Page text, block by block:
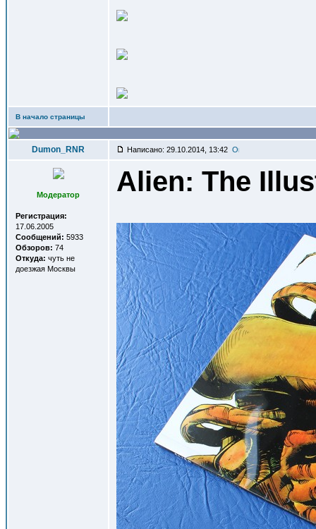
В начало страницы
Dumon_RNR Написано: 29.10.2014, 13:42
Модератор
Регистрация:
17.06.2005
Сообщений: 5933
Обзоров: 74
Откуда: чуть не
доезжая Москвы
Alien: The